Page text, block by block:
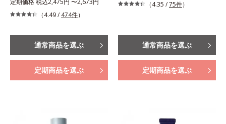
定期価格 税込2,475円 〜2,673円
（4.49 / 474件）
通常商品を選ぶ
定期商品を選ぶ
（4.35 /75件）
通常商品を選ぶ
定期商品を選ぶ